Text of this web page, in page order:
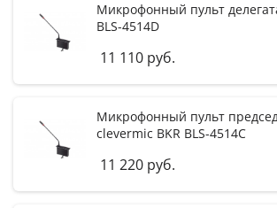
Микрофонный пульт
BLS-4514D
11 110 руб.
Микрофонный пульт
clevermic BKR BLS-4514C
11 220 руб.